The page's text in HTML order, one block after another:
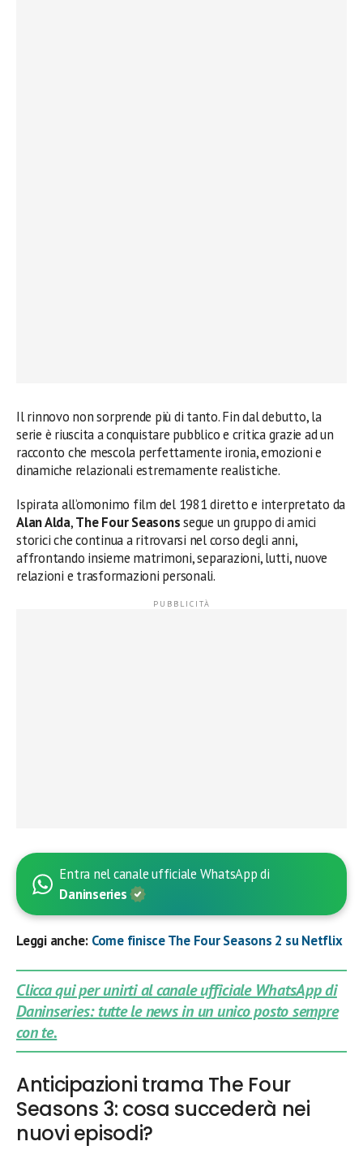
Il rinnovo non sorprende più di tanto. Fin dal debutto, la
serie è riuscita a conquistare pubblico e critica grazie ad un
racconto che mescola perfettamente ironia, emozioni e
dinamiche relazionali estremamente realistiche.
Ispirata all’omonimo film del 1981 diretto e interpretato da
Alan Alda,The Four Seasonssegue un gruppo di amici
storici che continua a ritrovarsi nel corso degli anni,
affrontando insieme matrimoni, separazioni, lutti, nuove
relazioni e trasformazioni personali.
Entra nel canale ufficiale WhatsApp di
Daninseries
Leggi anche: Come finisce The Four Seasons 2 su Netflix
Clicca qui per unirti al canale ufficiale WhatsApp di
Daninseries: tutte le news in un unico posto sempre
con te.
Anticipazioni trama The Four
Seasons 3: cosa succederà nei
nuovi episodi?